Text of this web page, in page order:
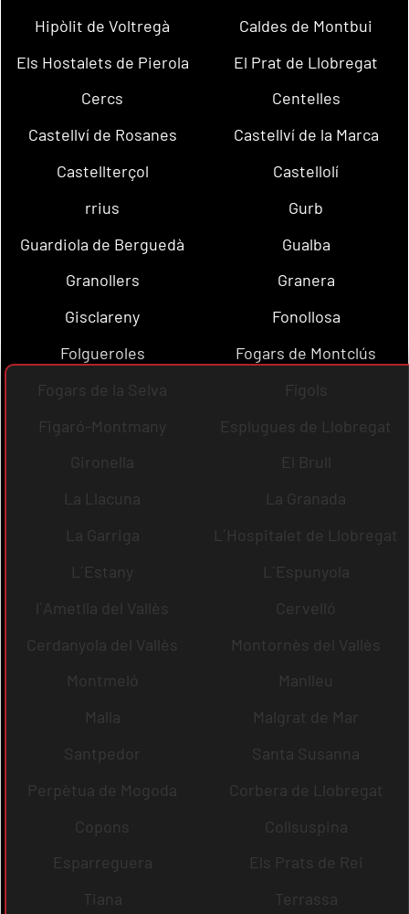
Hipòlit de Voltregà
Caldes de Montbui
Els Hostalets de Pierola
El Prat de Llobregat
Cercs
Centelles
Castellví de Rosanes
Castellví de la Marca
Castellterçol
Castellolí
rrius
Gurb
Guardiola de Berguedà
Gualba
Granollers
Granera
Gisclareny
Fonollosa
Folgueroles
Fogars de Montclús
Fogars de la Selva
Fígols
Figaró-Montmany
Esplugues de Llobregat
Gironella
El Brull
La Llacuna
La Granada
La Garriga
L´Hospitalet de Llobregat
L´Estany
L´Espunyola
l´Ametlla del Vallès
Cervelló
Cerdanyola del Vallès
Montornès del Vallès
Montmeló
Manlleu
Malla
Malgrat de Mar
Santpedor
Santa Susanna
Perpètua de Mogoda
Corbera de Llobregat
Copons
Collsuspina
Esparreguera
Els Prats de Rei
Tiana
Terrassa